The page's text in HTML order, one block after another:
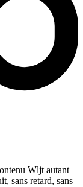
Wljt autant
sans retard, sans